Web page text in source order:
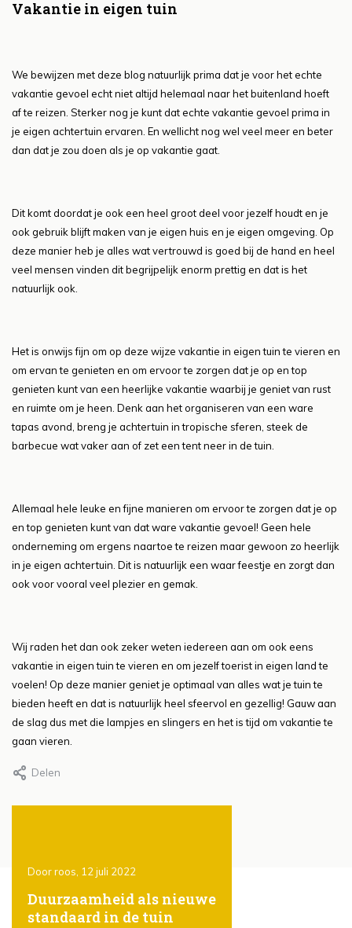
Vakantie in eigen tuin
We bewijzen met deze blog natuurlijk prima dat je voor het echte
vakantie gevoel echt niet altijd helemaal naar het buitenland hoeft
af te reizen. Sterker nog je kunt dat echte vakantie gevoel prima in
je eigen achtertuin ervaren. En wellicht nog wel veel meer en beter
dan dat je zou doen als je op vakantie gaat.
Dit komt doordat je ook een heel groot deel voor jezelf houdt en je
ook gebruik blijft maken van je eigen huis en je eigen omgeving. Op
deze manier heb je alles wat vertrouwd is goed bij de hand en heel
veel mensen vinden dit begrijpelijk enorm prettig en dat is het
natuurlijk ook.
Het is onwijs fijn om op deze wijze vakantie in eigen tuin te vieren en
om ervan te genieten en om ervoor te zorgen dat je op en top
genieten kunt van een heerlijke vakantie waarbij je geniet van rust
en ruimte om je heen. Denk aan het organiseren van een ware
tapas avond, breng je achtertuin in tropische sferen, steek de
barbecue wat vaker aan of zet een tent neer in de tuin.
Allemaal hele leuke en fijne manieren om ervoor te zorgen dat je op
en top genieten kunt van dat ware vakantie gevoel! Geen hele
onderneming om ergens naartoe te reizen maar gewoon zo heerlijk
in je eigen achtertuin. Dit is natuurlijk een waar feestje en zorgt dan
ook voor vooral veel plezier en gemak.
Wij raden het dan ook zeker weten iedereen aan om ook eens
vakantie in eigen tuin te vieren en om jezelf toerist in eigen land te
voelen! Op deze manier geniet je optimaal van alles wat je tuin te
bieden heeft en dat is natuurlijk heel sfeervol en gezellig! Gauw aan
de slag dus met die lampjes en slingers en het is tijd om vakantie te
gaan vieren.
Delen
Door roos, 12 juli 2022
Duurzaamheid als nieuwe
standaard in de tuin